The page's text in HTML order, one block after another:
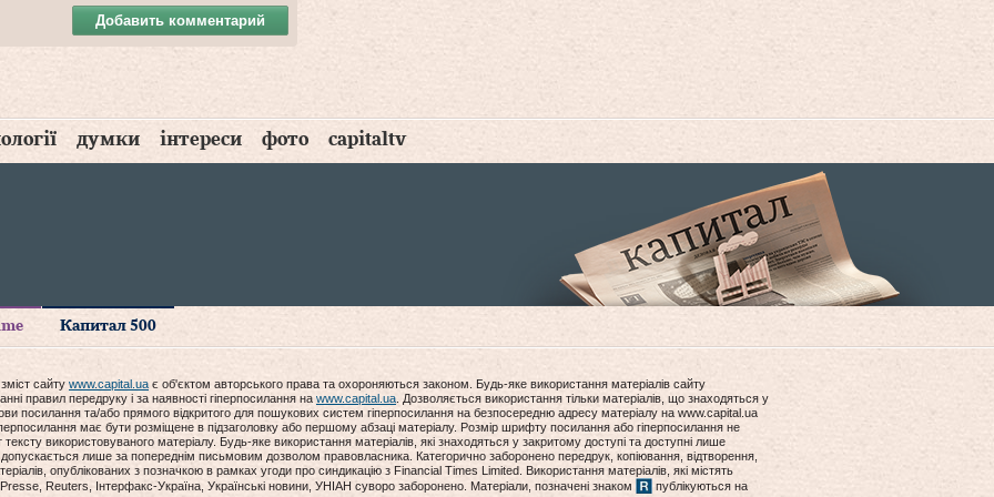
Добавить комментарий
думки інтереси фото capitaltv
Капитал 500
сайту www.capital.ua є об'єктом авторського права та охороняються законом. Будь-яке використання матеріалів сайту
правил передруку і за наявності гіперпосилання на www.capital.ua . Дозволяється використання тільки матеріалів, що знаходяться у
посилання та/або прямого відкритого для пошукових систем гіперпосилання на безпосередню адресу матеріалу на www.capital.ua
має бути розміщене в підзаголовку або першому абзаці матеріалу. Розмір шрифту посилання або гіперпосилання не
використовуваного матеріалу. Будь-яке використання матеріалів, які знаходяться у закритому доступі та доступні лише
лише за попереднім письмовим дозволом правовласника. Категорично заборонено передрук, копіювання, відтворення,
опублікованих з позначкою в рамках угоди про синдикацію з Financial Times Limited. Використання матеріалів, які містять
Reuters, Інтерфакс-Україна, Українські новини, УНІАН суворо заборонено. Матеріали, позначені знаком
публікуються на